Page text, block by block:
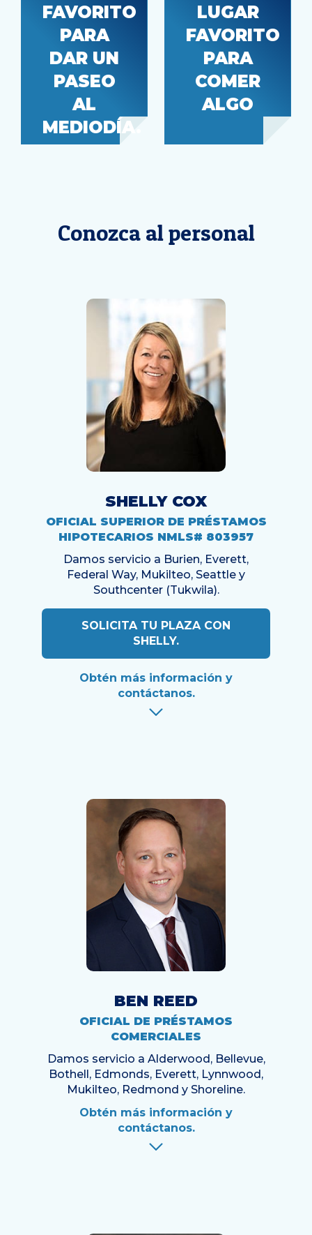
FAVORITO
PARA
DAR UN
PASEO
AL
MEDIODÍA.
Calle 152,
centro de
Burien
LUGAR
FAVORITO
PARA
COMER
ALGO
Hora de
comer
Conozca al personal
SHELLY COX
OFICIAL SUPERIOR DE PRÉSTAMOS
HIPOTECARIOS NMLS# 803957
Damos servicio a Burien, Everett,
Federal Way, Mukilteo, Seattle y
Southcenter (Tukwila).
SOLICITA TU PLAZA CON
SHELLY.
Obtén más información y
contáctanos.
BEN REED
OFICIAL DE PRÉSTAMOS
COMERCIALES
Damos servicio a Alderwood, Bellevue,
Bothell, Edmonds, Everett, Lynnwood,
Mukilteo, Redmond y Shoreline.
Obtén más información y
contáctanos.